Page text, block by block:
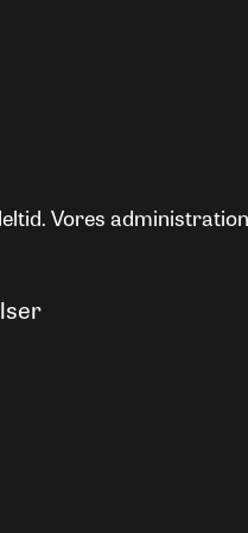
Vores administration